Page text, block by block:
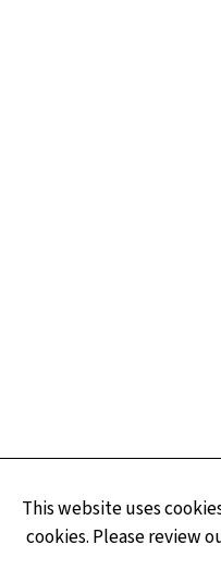
This website uses
cookies. Please review